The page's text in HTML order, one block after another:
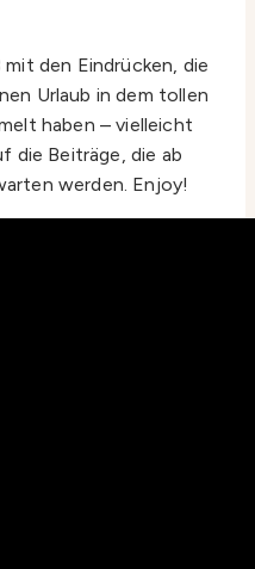
den Eindrücken, die
Urlaub in dem tollen
haben – vielleicht
die Beiträge, die ab
werden. Enjoy!